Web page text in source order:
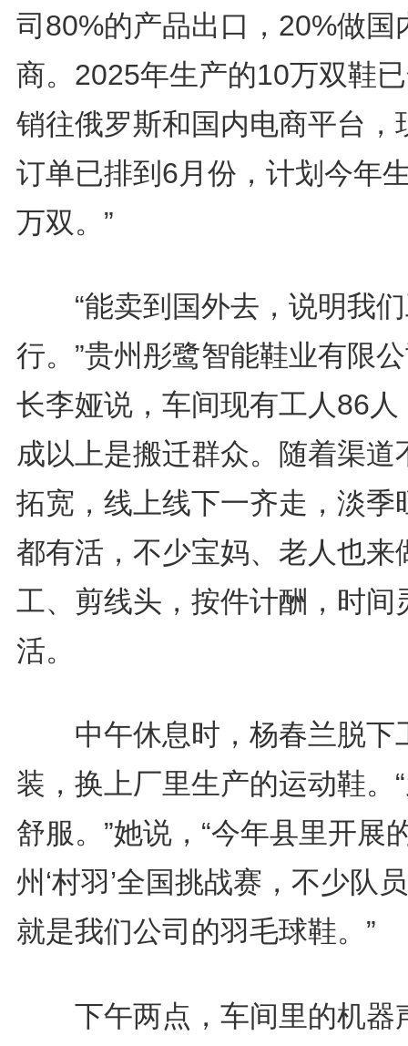
司80%的产品出口，20%做国
商。2025年生产的10万双鞋
销往俄罗斯和国内电商平台，
订单已排到6月份，计划今年
万双。”
“能卖到国外去，说明我们
行。”贵州彤鹭智能鞋业有限
长李娅说，车间现有工人86人
成以上是搬迁群众。随着渠道
拓宽，线上线下一齐走，淡季
都有活，不少宝妈、老人也来
工、剪线头，按件计酬，时间
活。
中午休息时，杨春兰脱下
装，换上厂里生产的运动鞋。
舒服。”她说，“今年县里开展
州‘村羽’全国挑战赛，不少队
就是我们公司的羽毛球鞋。”
下午两点，车间里的机器